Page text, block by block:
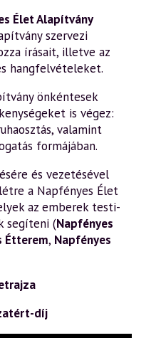
Élet Alapítvány
szervezi
írásait, illetve az
hangfelvételeket.
önkéntesek
is végez:
valamint
formájában.
és vezetésével
a Napfényes Élet
az emberek testi-
segíteni (Napfényes
Étterem, Napfényes
díj